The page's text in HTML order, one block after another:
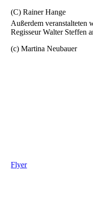
(C) Rainer Hange
Außerdem veranstalteten
Regisseur Walter Steffen
(c) Martina Neubauer
Flyer